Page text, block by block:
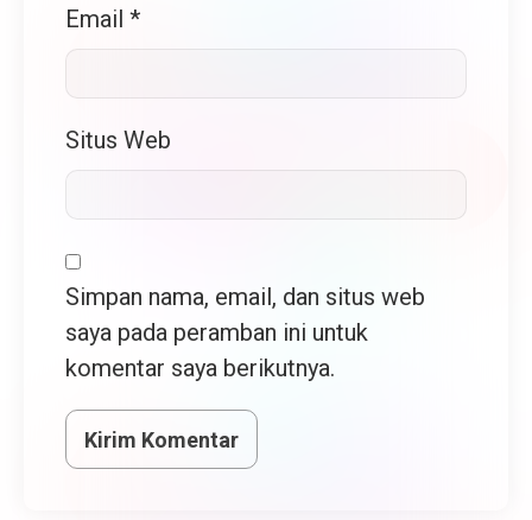
Email *
Situs Web
Simpan nama, email, dan situs web
saya pada peramban ini untuk
komentar saya berikutnya.